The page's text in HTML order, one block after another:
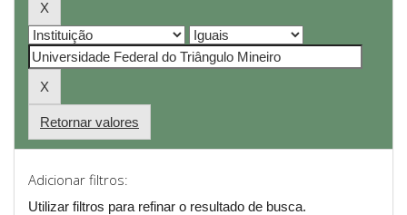
Retornar valores
Adicionar filtros:
Utilizar filtros para refinar o resultado de busca.